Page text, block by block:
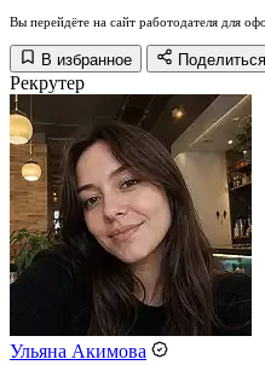
Вы перейдёте на сайт работодателя для
В избранное Поделиться
Рекрутер
Ульяна Акимова